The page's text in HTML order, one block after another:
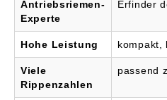
Kraftfahrzeuge.
Gefertigt werden die im
V-Profil parallel
laufenden Rippen aus
einer verschleißarmen,
faserverstärkten
Elastomermischung mit
darin eingebetteten
Antriebsriemen-
Experte
Erfinder
Hohe Leistung kompakt,
Viele
Rippenzahlen
passend